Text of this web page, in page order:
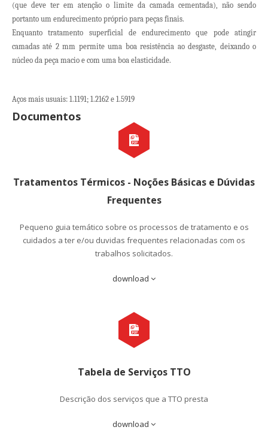
(que deve ter em atenção o limite da camada cementada), não sendo
portanto um endurecimento próprio para peças finais.
Enquanto tratamento superficial de endurecimento que pode atingir
camadas até 2 mm permite uma boa resistência ao desgaste, deixando o
núcleo da peça macio e com uma boa elasticidade.
Aços mais usuais: 1.1191; 1.2162 e 1.5919
Documentos
Tratamentos Térmicos - Noções Básicas e Dúvidas
Frequentes
Pequeno guia temático sobre os processos de tratamento e os
cuidados a ter e/ou duvidas frequentes relacionadas com os
trabalhos solicitados.
download
Tabela de Serviços TTO
Descrição dos serviços que a TTO presta
download